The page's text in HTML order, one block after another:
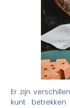
Er zijn
kunt